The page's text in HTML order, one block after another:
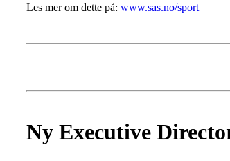
Les mer om dette på: www.sas.no/sport
Ny Executive